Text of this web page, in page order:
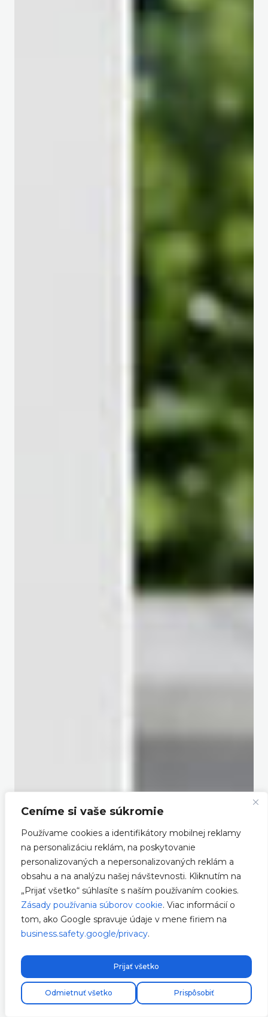
Ceníme si vaše súkromie
Používame cookies a identifikátory mobilnej reklamy
na personalizáciu reklám, na poskytovanie
personalizovaných a nepersonalizovaných reklám a
obsahu a na analýzu našej návštevnosti. Kliknutím na
„Prijať všetko“ súhlasíte s naším používaním cookies.
Zásady používania súborov cookie. Viac informácií o
tom, ako Google spravuje údaje v mene firiem na
business.safety.google/privacy.
Prispôsobiť
Odmietnuť všetko
Prijať všetko